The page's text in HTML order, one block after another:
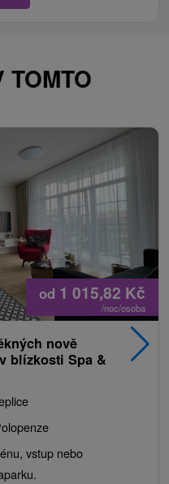
TOMTO
od 1 015,82 Kč
/noc/osoba
nově
blízkosti Spa &
vstup nebo